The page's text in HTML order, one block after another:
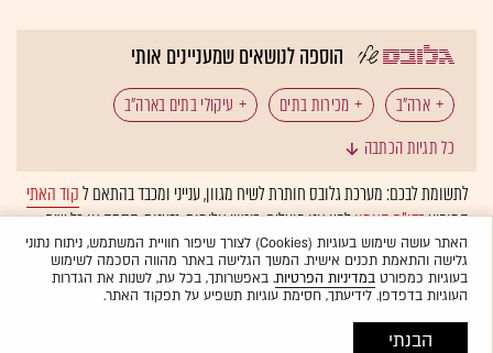
הוספה לנושאים שמעניינים אותי
ארה"ב מכירות בתים
עיקולי בתים בארה"ב
כל תגיות הכתבה
לתשומת לבכם: מערכת גלובס חותרת לשיח מגוון, ענייני ומכבד בהתאם לקוד האתי
המופיעבדו"ח האמוןלפיו אנו פועלים. ביטויי אלימות, גזענות, הסתה או כל שיח
בלתי הולם אחר מסוננים בצורהאוטומטיתולא יפורסמו באתר.
האתר עושה שימוש בעוגיות (Cookies) לצורך שיפור חוויית המשתמש, ניתוח נתוני
גלישה והתאמת תכנים אישית. המשך הגלישה באתר מהווה הסכמה לשימוש
בעוגיות כמפורטבמדיניות הפרטיות. באפשרותך, בכל עת, לשנות את הגדרות
העוגיות בדפדפן. לידיעתך, חסימת עוגיות תשפיע על תפקוד האתר.
הבנתי